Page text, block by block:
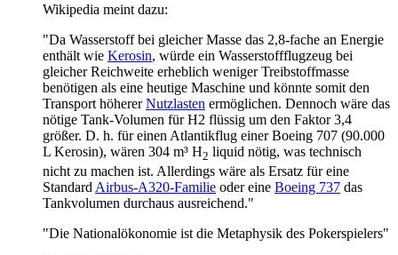
Wikipedia meint dazu:
"Da Wasserstoff bei gleicher Masse das 2,8-fache an Energie
enthält wie Kerosin, würde ein Wasserstoffflugzeug bei
gleicher Reichweite erheblich weniger Treibstoffmasse
benötigen als eine heutige Maschine und könnte somit den
Transport höhererNutzlasten ermöglichen. Dennoch wäre das
nötige Tank-Volumen für H2 flüssig um den Faktor 3,4
größer. D. h. für einen Atlantikflug einer Boeing 707 (90.000
L Kerosin), wären 304 m³ H2 liquid nötig, was technisch
nicht zu machen ist. Allerdings wäre als Ersatz für eine
Standard Airbus-A320-Familie oder eine Boeing 737 das
Tankvolumen durchaus ausreichend."
"Die Nationalökonomie ist die Metaphysik des Pokerspielers"